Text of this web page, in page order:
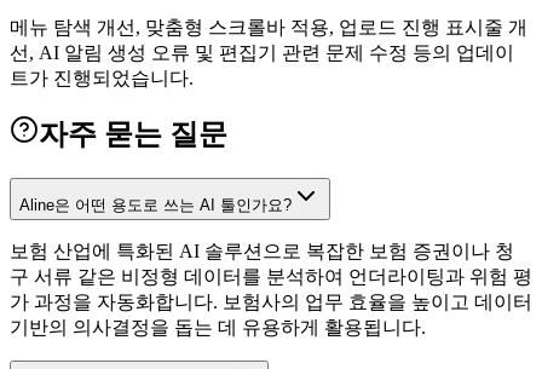
메뉴 탐색 개선, 맞춤형 스크롤바 적용, 업로드 진행 표시줄 개
선, AI 알림 생성 오류 및 편집기 관련 문제 수정 등의 업데이
트가 진행되었습니다.
자주 묻는 질문
Aline은 어떤 용도로 쓰는 AI 툴인가요?
보험 산업에 특화된 AI 솔루션으로 복잡한 보험 증권이나 청
구 서류 같은 비정형 데이터를 분석하여 언더라이팅과 위험 평
가 과정을 자동화합니다. 보험사의 업무 효율을 높이고 데이터
기반의 의사결정을 돕는 데 유용하게 활용됩니다.